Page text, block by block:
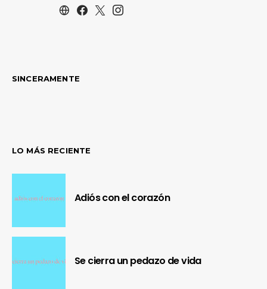
SINCERAMENTE
LO MÁS RECIENTE
Adiós con el corazón
Se cierra un pedazo de vida